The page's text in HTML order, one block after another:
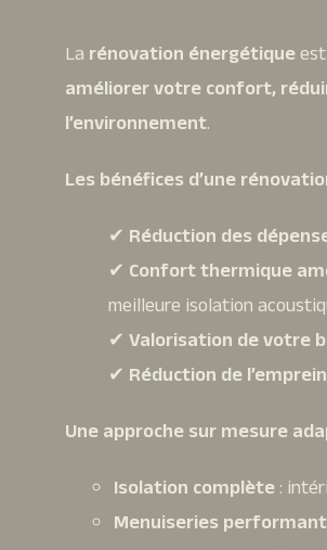
La rénovation énergétique
améliorer votre confort,
l’environnement.
Les bénéfices d’une
✔ Réduction des
✔ Confort thermique
meilleure isolation
✔ Valorisation de votre
✔ Réduction de
Une approche sur mesure
Isolation complète:
Menuiseries